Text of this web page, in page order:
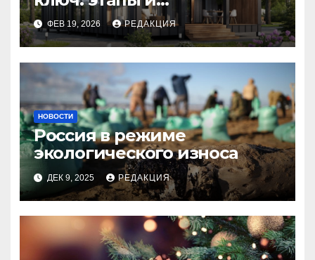
планирование бюджета
ФЕВ 19, 2026 РЕДАКЦИЯ
НОВОСТИ
Россия в режиме
экологического износа
ДЕК 9, 2025 РЕДАКЦИЯ